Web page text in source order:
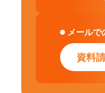
メールで
資料